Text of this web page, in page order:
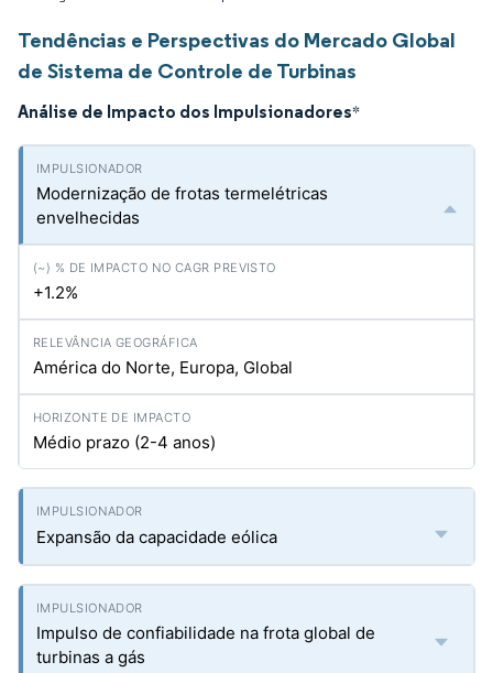
Tendências e Perspectivas do Mercado Global
de Sistema de Controle de Turbinas
Análise de Impacto dos Impulsionadores*
Modernização de frotas termelétricas
envelhecidas
+1.2%
América do Norte, Europa, Global
Médio prazo (2-4 anos)
Expansão da capacidade eólica
Impulso de confiabilidade na frota global de
turbinas a gás